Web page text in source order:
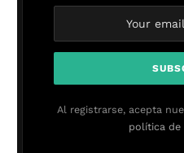
Al registrarse, acepta
política de